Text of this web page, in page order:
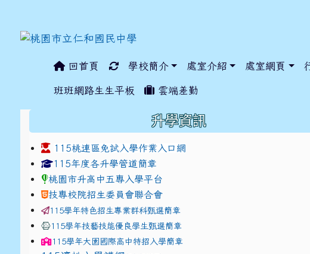
回首頁 學校簡介 處室介紹 處室網頁
班班網路生生平板 雲端差勤
升學資訊
115桃連區免試入學作業入口網
link to https://www.jhjhs.tyc.edu.tw/modules/tadnews/
115年度各升學管道簡章link to http://tyc.entry.edu.tw/
link to http://tyc.entry.edu.tw/
桃園市升高中五專入學平台
技專校院招生委員會聯合會
115學年特色招生專業群科甄選簡章
115學年技藝技能優良學生甄選簡章
115學年大園國際高中特招入學簡章